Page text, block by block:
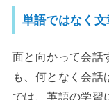
単語ではなく文
面と向かって会話
も、何となく会話
では、英語の学習